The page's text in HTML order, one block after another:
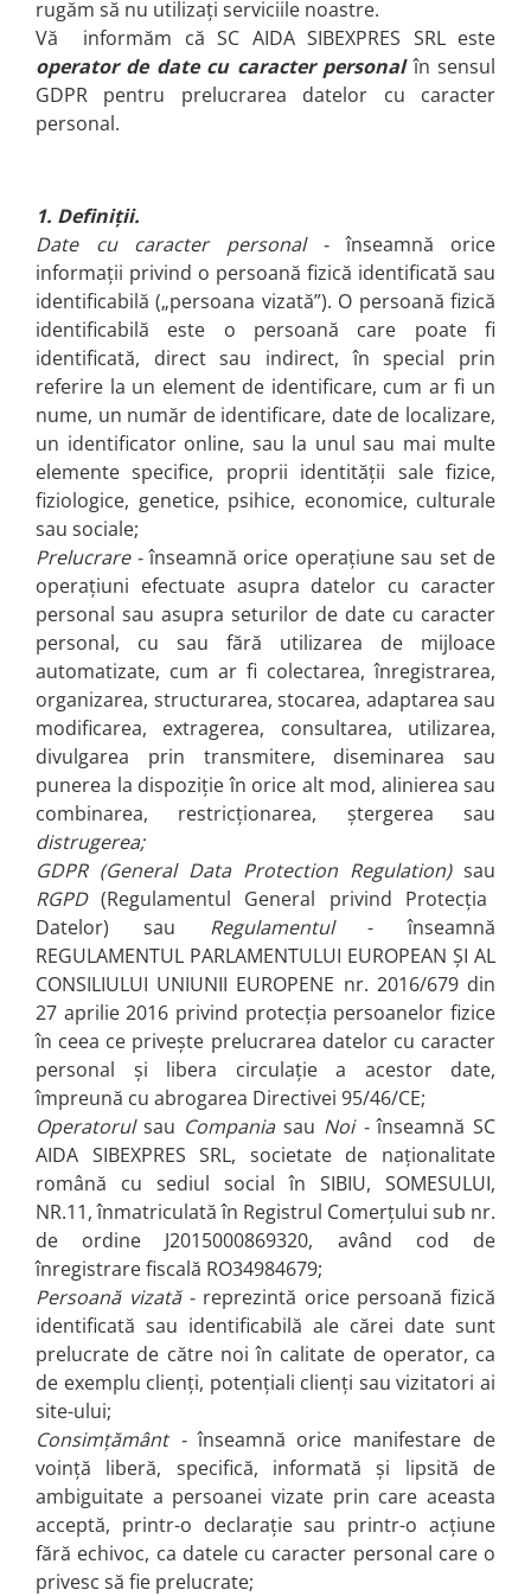
Tocatoare Personalizate
Suporturi de Pahare
Manusi Personalizate
Ustensile de bucatarie
Termosuri Personalizate
Desfacatoare si Tirbusoane
Shaker, Plosca
Cutii si Accesorii pentru Vin
Personalizate
Vinuri Personalizate
Accesorii de Birou
Pixuri Personalizate
Mousepad-uri
Globuri de Birou
Agende A5
Agende A6
Planner / Jurnal
Articole pentru Casa Personalizate
Ceasuri Personalizate
Calendare Personalizate
Tablouri Personalizate
Rame Foto
Pusculite Personalizate
Brichete Personalizate
Orare Personalizate
Magneti Personalizati
Produse personalizate HORECA
Jucarii din lemn
Karambite
Bayonete
Shadow daggers
Sabii si arme din lemn
rugăm să nu utilizați serviciile noastre.
Vă informăm că SC AIDA SIBEXPRES SRL este
operator de date cu caracter personalîn sensul
GDPR pentru prelucrarea datelor cu caracter
personal.
1. Definiții.
Date cu caracter personal -înseamnă orice
informații privind o persoană fizică identificată sau
identificabilă („persoana vizată”). O persoană fizică
identificabilă este o persoană care poate fi
identificată, direct sau indirect, în special prin
referire la un element de identificare, cum ar fi un
nume, un număr de identificare, date de localizare,
un identificator online, sau la unul sau mai multe
elemente specifice, proprii identității sale fizice,
fiziologice, genetice, psihice, economice, culturale
sau sociale;
Prelucrare -înseamnă orice operațiune sau set de
operațiuni efectuate asupra datelor cu caracter
personal sau asupra seturilor de date cu caracter
personal, cu sau fără utilizarea de mijloace
automatizate, cum ar fi colectarea, înregistrarea,
organizarea, structurarea, stocarea, adaptarea sau
modificarea, extragerea, consultarea, utilizarea,
divulgarea prin transmitere, diseminarea sau
punerea la dispoziție în orice alt mod, alinierea sau
combinarea, restricționarea, ștergerea sau
distrugerea;
GDPR (General Data Protection Regulation) sau
RGPD(Regulamentul General privind Protecția
Datelor)
sau Regulamentul- înseamnă
REGULAMENTUL PARLAMENTULUI EUROPEAN ȘI AL
CONSILIULUI UNIUNII EUROPENE nr. 2016/679 din
27 aprilie 2016 privind protecția persoanelor fizice
în ceea ce privește prelucrarea datelor cu caracter
personal și libera circulație a acestor date,
împreună cu abrogarea Directivei 95/46/CE;
Operatorul sau Compania sau Noi -înseamnă SC
AIDA SIBEXPRES SRL, societate de naționalitate
română cu sediul social în SIBIU, SOMESULUI,
NR.11, înmatriculată în Registrul Comerțului sub nr.
de ordine J2015000869320, având cod de
înregistrare fiscală RO34984679;
Persoană vizată -reprezintă orice persoană fizică
identificată sau identificabilă ale cărei date sunt
prelucrate de către noi în calitate de operator, ca
de exemplu clienți, potențiali clienți sau vizitatori ai
site-ului;
Consimțământ -înseamnă orice manifestare de
voință liberă, specifică, informată și lipsită de
ambiguitate a persoanei vizate prin care aceasta
acceptă, printr-o declarație sau printr-o acțiune
fără echivoc, ca datele cu caracter personal care o
privesc să fie prelucrate;